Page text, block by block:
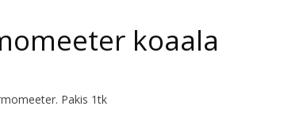
koaala
Pakis 1tk